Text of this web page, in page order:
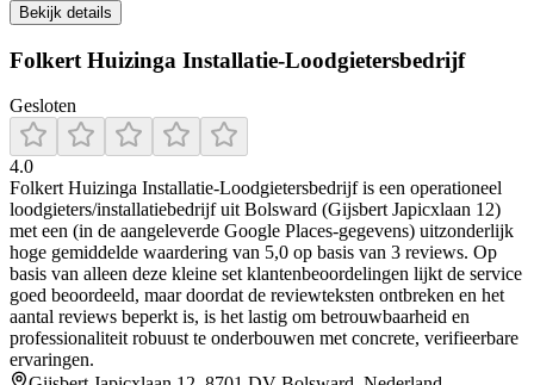
Bekijk details
Folkert Huizinga Installatie-Loodgietersbedrijf
Gesloten
4.0
Folkert Huizinga Installatie-Loodgietersbedrijf is een operationeel
loodgieters/installatiebedrijf uit Bolsward (Gijsbert Japicxlaan 12)
met een (in de aangeleverde Google Places-gegevens) uitzonderlijk
hoge gemiddelde waardering van 5,0 op basis van 3 reviews. Op
basis van alleen deze kleine set klantenbeoordelingen lijkt de service
goed beoordeeld, maar doordat de reviewteksten ontbreken en het
aantal reviews beperkt is, is het lastig om betrouwbaarheid en
professionaliteit robuust te onderbouwen met concrete, verifieerbare
ervaringen.